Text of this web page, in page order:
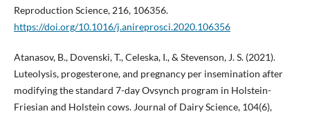
Reproduction Science, 216, 106356.
https://doi.org/10.1016/j.anireprosci.2020.106356
Atanasov, B., Dovenski, T., Celeska, I., & Stevenson, J. S. (2021).
Luteolysis, progesterone, and pregnancy per insemination after
modifying the standard 7-day Ovsynch program in Holstein-
Friesian and Holstein cows. Journal of Dairy Science, 104(6),